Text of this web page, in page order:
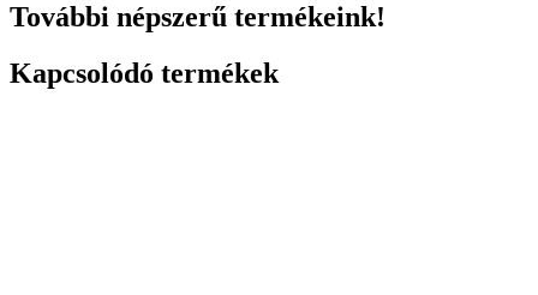
További népszerű termékeink!
Kapcsolódó termékek